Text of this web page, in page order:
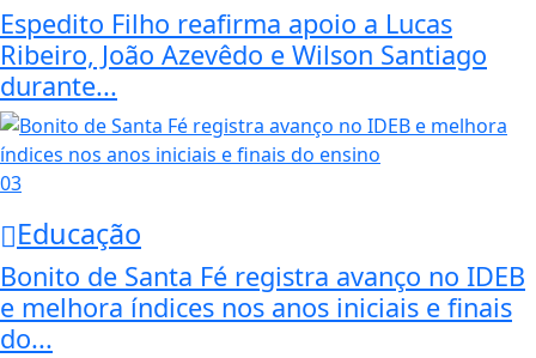
Espedito Filho reafirma apoio a Lucas
Ribeiro, João Azevêdo e Wilson Santiago
durante...
03
Educação
Bonito de Santa Fé registra avanço no IDEB
e melhora índices nos anos iniciais e finais
do...